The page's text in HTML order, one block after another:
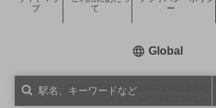
COPYRIGHT © SUNTORY HOLDINGS
プ
て
ー
Global新し